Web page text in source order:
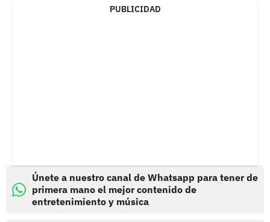
PUBLICIDAD
Únete a nuestro canal de Whatsapp para tener de
primera mano el mejor contenido de
entretenimiento y música